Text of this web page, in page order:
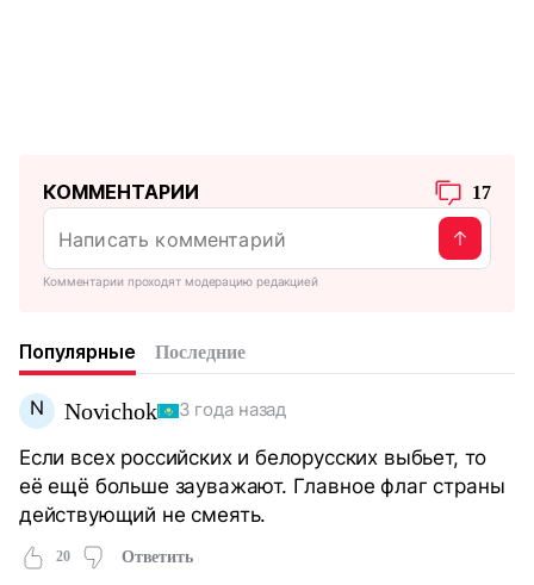
КОММЕНТАРИИ 17
Комментарии проходят модерацию редакцией
Популярные Последние
N Novichok 3 года назад
Если всех российских и белорусских выбьет, то
её ещё больше зауважают. Главное флаг страны
действующий не смеять.
20 Ответить